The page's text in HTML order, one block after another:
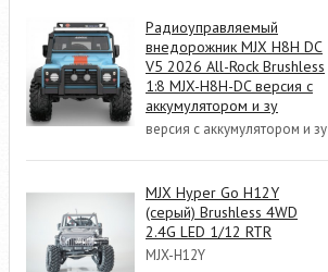
Радиоуправляемый
внедорожник MJX H8H DC
V5 2026 All-Rock Brushless
1:8 MJX-H8H-DC версия с
аккумулятором и зу
версия с аккумулятором и зу
MJX Hyper Go H12Y
(серый) Brushless 4WD
2.4G LED 1/12 RTR
MJX-H12Y